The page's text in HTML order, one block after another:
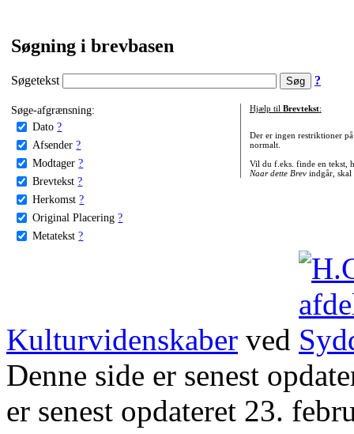
Søgning i brevbasen
Søgetekst ?
Søge-afgrænsning:
Dato ?
Afsender ?
Modtager ?
Brevtekst ?
Herkomst ?
Original Placering ?
Metatekst ?
Hjælp til Brevtekst:
Der er ingen restriktioner
normalt.
Vil du f.eks. finde en tekst,
Naar dette Brevindgår, skal
Kulturvidenskaber ved
Denne side er senest
er senest opdateret 23.